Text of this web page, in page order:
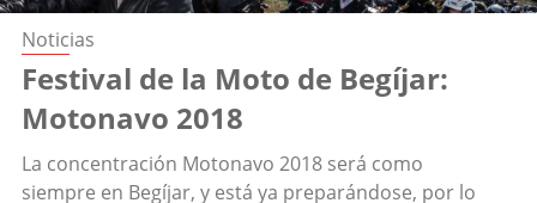
Noticias
Festival de la Moto de Begíjar:
Motonavo 2018
La concentración Motonavo 2018 será como
siempre en Begíjar, y está ya preparándose, por lo